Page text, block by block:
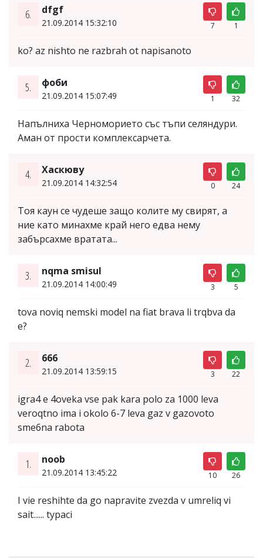
6. dfgf
21.09.2014 15:32:10 7 1
ko? az nishto ne razbrah ot napisanoto
5. фоби
21.09.2014 15:07:49 1 32
Напълниха Черноморието със тъпи селяндури.
Аман от прости комплексарчета.
4. Хаскюву
21.09.2014 14:32:54 0 24
Тоя каун се чудеше защо колите му свирят, а
ние като минахме край него едва нему
забърсахме вратата...
3. nqma smisul
21.09.2014 14:00:49 3 5
tova noviq nemski model na fiat brava li trqbva da
e?
2. 666
21.09.2014 13:59:15 3 22
igra4 e 4oveka vse pak kara polo za 1000 leva
veroqtno ima i okolo 6-7 leva gaz v gazovoto
sme6na rabota
1. noob
21.09.2014 13:45:22 10 26
I vie reshihte da go napravite zvezda v umreliq vi
sait...... typaci